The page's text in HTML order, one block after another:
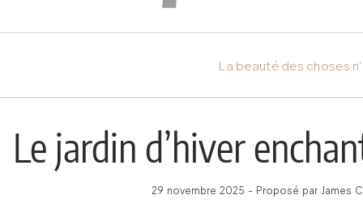
La beauté des choses
Le jardin d’hiver
29 novembre 2025 - Proposé par James